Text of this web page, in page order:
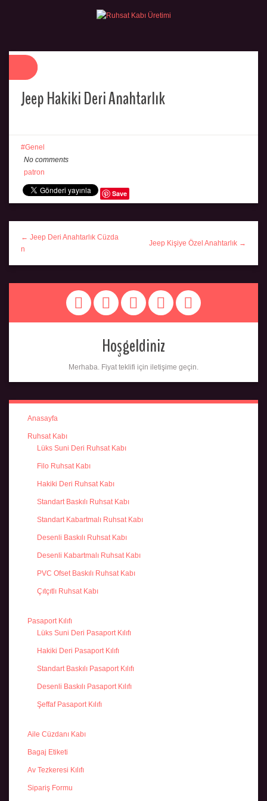
Jeep Hakiki Deri Anahtarlık
Genel
No comments
patron
Save
← Jeep Deri Anahtarlık Cüzda
n
Jeep Kişiye Özel Anahtarlık →
Hoşgeldiniz
Merhaba. Fiyat teklifi için iletişime geçin.
Anasayfa
Ruhsat Kabı
Lüks Suni Deri Ruhsat Kabı
Filo Ruhsat Kabı
Hakiki Deri Ruhsat Kabı
Standart Baskılı Ruhsat Kabı
Standart Kabartmalı Ruhsat Kabı
Desenli Baskılı Ruhsat Kabı
Desenli Kabartmalı Ruhsat Kabı
PVC Ofset Baskılı Ruhsat Kabı
Çıtçıtlı Ruhsat Kabı
Pasaport Kılıfı
Lüks Suni Deri Pasaport Kılıfı
Hakiki Deri Pasaport Kılıfı
Standart Baskılı Pasaport Kılıfı
Desenli Baskılı Pasaport Kılıfı
Şeffaf Pasaport Kılıfı
Aile Cüzdanı Kabı
Bagaj Etiketi
Av Tezkeresi Kılıfı
Sipariş Formu